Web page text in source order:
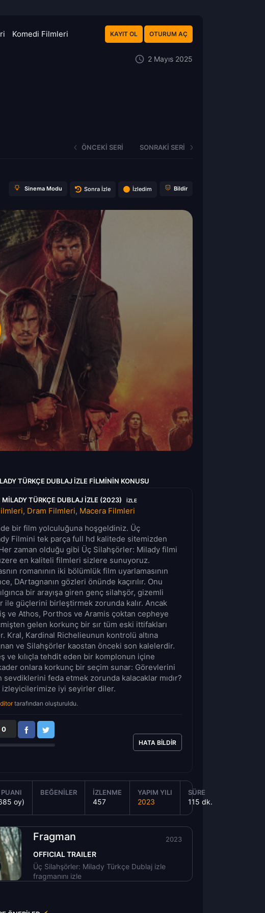
Komedi Filmleri KAYIT OL OTURUM AÇ
2 Mayıs 2025
ÖNCEKI SERI SONRAKI SERI
Sinema Modu Sonra İzle İzledim Bildir
TÜRKÇE DUBLAJ IZLE FILMININ KONUSU
MILADY TÜRKÇE DUBLAJ IZLE (2023) IZLE
, Dram Filmleri, Macera Filmleri
bir film yolculuğuna hoşgeldiniz. Üç
Filmini tek parça full hd kalitede sitemizden
zaman olduğu gibi Üç Silahşörler: Milady filmi
en kaliteli filmleri sizlere sunuyoruz.
romanının iki bölümlük film uyarlamasının
DArtagnanın gözleri önünde kaçırılır. Onu
bir arayışa giren genç silahşör, gizemli
ile güçlerini birleştirmek zorunda kalır. Ancak
ve Athos, Porthos ve Aramis çoktan cepheye
gelen korkunç bir sır tüm eski ittifakları
Kral, Kardinal Richelieunun kontrolü altına
ve Silahşörler kaostan önceki son kalelerdir.
ve kılıçla tehdit eden bir komplonun içine
onlara korkunç bir seçim sunar: Görevlerini
sevdiklerini feda etmek zorunda kalacaklar mıdır?
izleyicilerimize iyi seyirler diler.
tarafından oluşturuldu.
0
HATA BILDIR
oy)
BEĞENILER İZLENME
457
YAPIM YILI
2023
SÜRE
115 dk.
Fragman
OFFICIAL TRAILER
Üç Silahşörler: Milady Türkçe Dublaj izle
fragmanını izle
2023